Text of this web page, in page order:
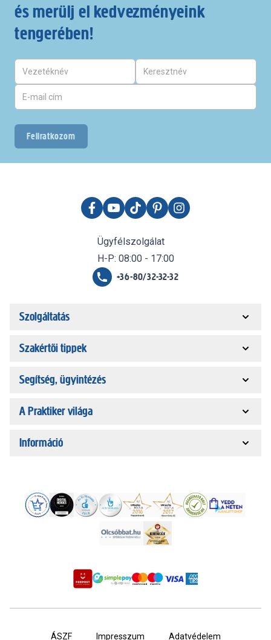
és merülj el kedvezményeink
tengerében!
Feliratkozom
Ügyfélszolgálat
H-P: 08:00 - 17:00
+36-80/32-32-32
Szolgáltatás
Szakértői tippek
Segítség, ügyintézés
A Praktiker világa
Információ
ÁSZF Impresszum Adatvédelem